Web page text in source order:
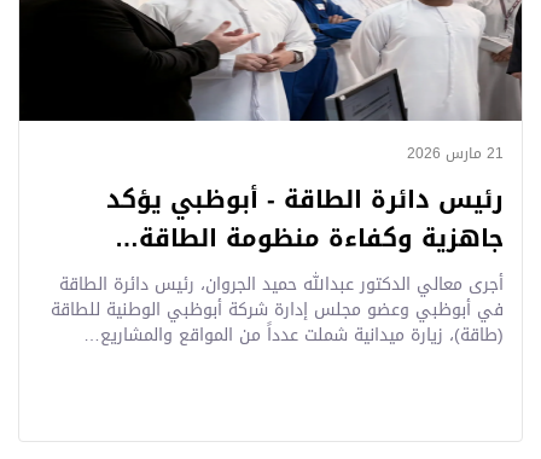
21 مارس 2026
رئيس دائرة الطاقة - أبوظبي يؤكد
جاهزية وكفاءة منظومة الطاقة…
أجرى معالي الدكتور عبدالله حميد الجروان، رئيس دائرة الطاقة
في أبوظبي وعضو مجلس إدارة شركة أبوظبي الوطنية للطاقة
(طاقة)، زيارة ميدانية شملت عدداً من المواقع والمشاريع…